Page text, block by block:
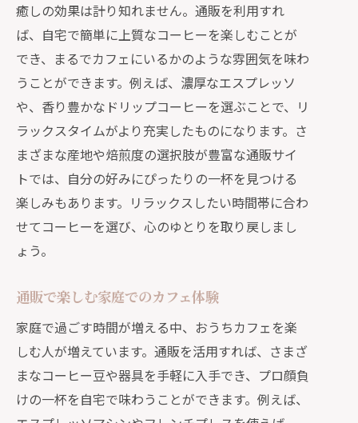
心にゆとりをもたらす通販コーヒーの
力
暮らしにゆとりを与える通販のコーヒ
ー選び
リフレッシュできるコーヒー時間の作
り方
通販で手に入れる心地よいコーヒーラ
イフ
忙しい日常にゆとりを生む通販コーヒ
忙しい暮らしに通販で取り入れるコーヒー
の癒やし
忙しい日々に癒やしをもたらす通販コ
ーヒー
心をリセットする通販コーヒーの楽し
癒しの効果は計り知れません。通販を利用すれ
ば、自宅で簡単に上質なコーヒーを楽しむことが
でき、まるでカフェにいるかのような雰囲気を味わ
うことができます。例えば、濃厚なエスプレッソ
や、香り豊かなドリップコーヒーを選ぶことで、リ
ラックスタイムがより充実したものになります。さ
まざまな産地や焙煎度の選択肢が豊富な通販サイ
トでは、自分の好みにぴったりの一杯を見つける
楽しみもあります。リラックスしたい時間帯に合わ
せてコーヒーを選び、心のゆとりを取り戻しまし
ょう。
通販で楽しむ家庭でのカフェ体験
家庭で過ごす時間が増える中、おうちカフェを楽
しむ人が増えています。通販を活用すれば、さまざ
まなコーヒー豆や器具を手軽に入手でき、プロ顔負
けの一杯を自宅で味わうことができます。例えば、